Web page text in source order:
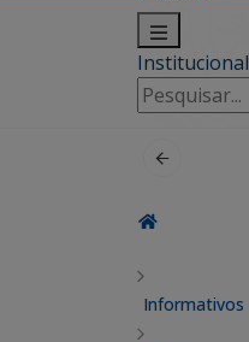
Institucional
Pesquisar
por:
Informativos